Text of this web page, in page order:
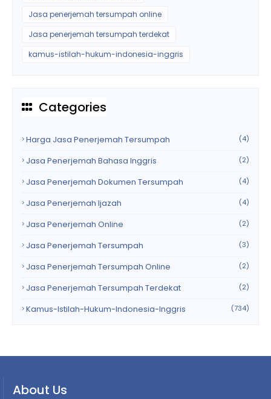
Jasa penerjemah tersumpah online
Jasa penerjemah tersumpah terdekat
kamus-istilah-hukum-indonesia-inggris
Categories
Harga Jasa Penerjemah Tersumpah (4)
Jasa Penerjemah Bahasa Inggris (2)
Jasa Penerjemah Dokumen Tersumpah (4)
Jasa Penerjemah Ijazah (4)
Jasa Penerjemah Online (2)
Jasa Penerjemah Tersumpah (3)
Jasa Penerjemah Tersumpah Online (2)
Jasa Penerjemah Tersumpah Terdekat (2)
Kamus-Istilah-Hukum-Indonesia-Inggris (734)
About Us